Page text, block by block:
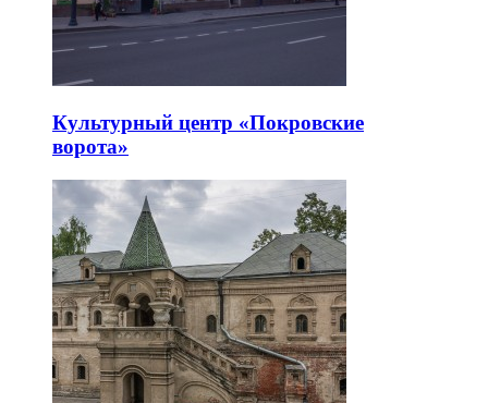
Культурный центр «Покровские
ворота»